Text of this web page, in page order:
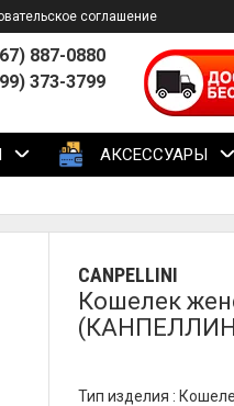
соглашение
887-0880
373-3799
АКСЕССУАРЫ
CANPELLINI
Кошелек
Тип изделия :